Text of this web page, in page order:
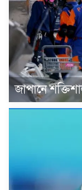
জাপানে